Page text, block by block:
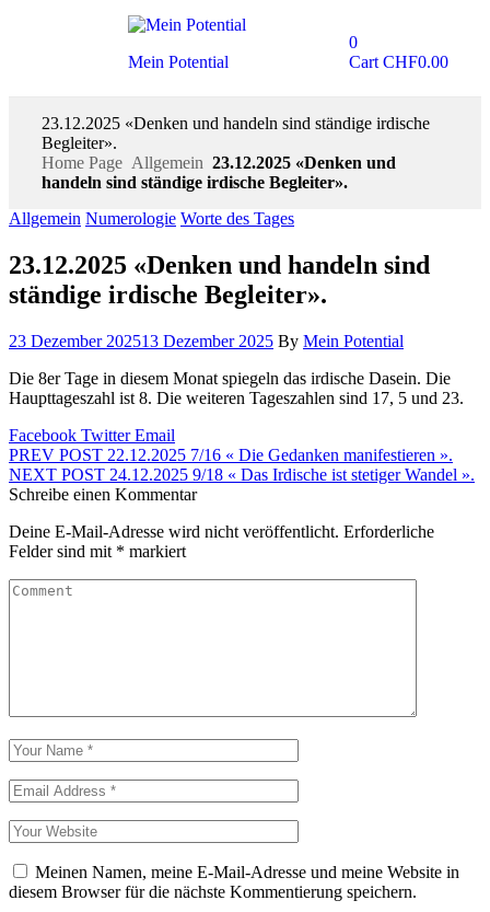
Mein Potential
0
Cart CHF0.00
23.12.2025 «Denken und handeln sind ständige irdische
Begleiter».
Home Page Allgemein 23.12.2025 «Denken und
handeln sind ständige irdische Begleiter».
Allgemein Numerologie Worte des Tages
23.12.2025 «Denken und handeln sind
ständige irdische Begleiter».
23 Dezember 202513 Dezember 2025 By Mein Potential
Die 8er Tage in diesem Monat spiegeln das irdische Dasein. Die
Haupttageszahl ist 8. Die weiteren Tageszahlen sind 17, 5 und 23.
Facebook Twitter Email
PREV POST 22.12.2025 7/16 « Die Gedanken manifestieren ».
NEXT POST 24.12.2025 9/18 « Das Irdische ist stetiger Wandel ».
Schreibe einen Kommentar
Deine E-Mail-Adresse wird nicht veröffentlicht. Erforderliche
Felder sind mit * markiert
Meinen Namen, meine E-Mail-Adresse und meine Website in
diesem Browser für die nächste Kommentierung speichern.